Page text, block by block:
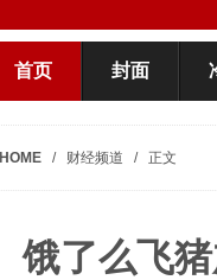
首页 封面
HOME / 财经频道 / 正文
饿了么飞